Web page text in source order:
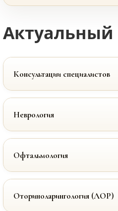
Актуальный
Консультации специалистов
Неврология
Офтальмология
Оториноларингология (ЛОР)